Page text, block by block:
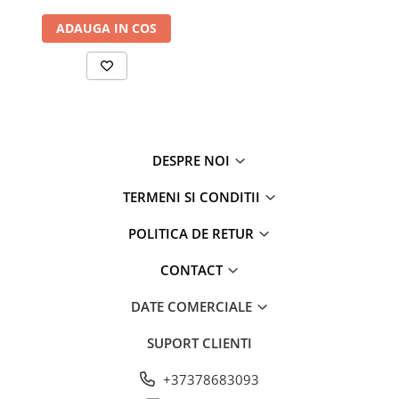
Drum cu difuzoare integrate Bluetooth și 7 pad-uri electronice.
Comandă acum și dă frâu liber creativității tale muzicale! 🥁🎵
#RollDrum #TobeElectronice #MuzicăPortabilă #Bluetooth
ADAUGA IN COS
DESPRE NOI
TERMENI SI CONDITII
POLITICA DE RETUR
CONTACT
DATE COMERCIALE
SUPORT CLIENTI
+37378683093